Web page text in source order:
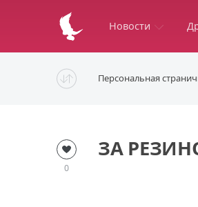
Новости
Персональная
ЗА
0